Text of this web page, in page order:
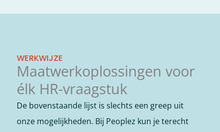
WERKWIJZE
Maatwerkoplossingen voor
élk HR-vraagstuk
De bovenstaande lijst is slechts een greep uit
onze mogelijkheden. Bij Peoplez kun je terecht